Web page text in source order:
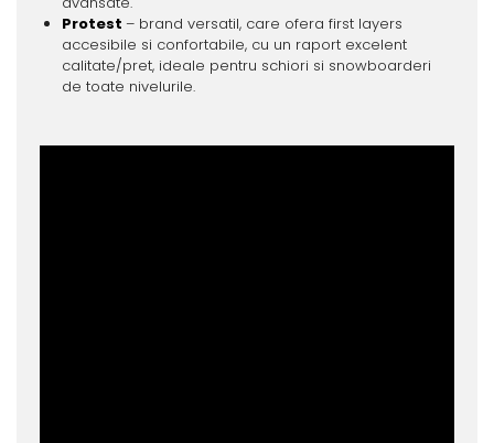
Protest – brand versatil, care ofera first layers
accesibile si confortabile, cu un raport excelent
calitate/pret, ideale pentru schiori si snowboarderi
de toate nivelurile.